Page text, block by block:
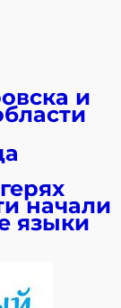
и
начали
языки